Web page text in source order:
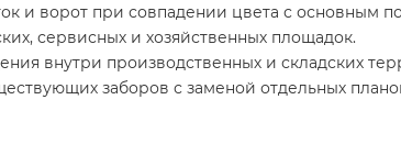
и ворот при совпадении цвета с основным
сервисных и хозяйственных площадок.
внутри производственных и складских
заборов с заменой отдельных